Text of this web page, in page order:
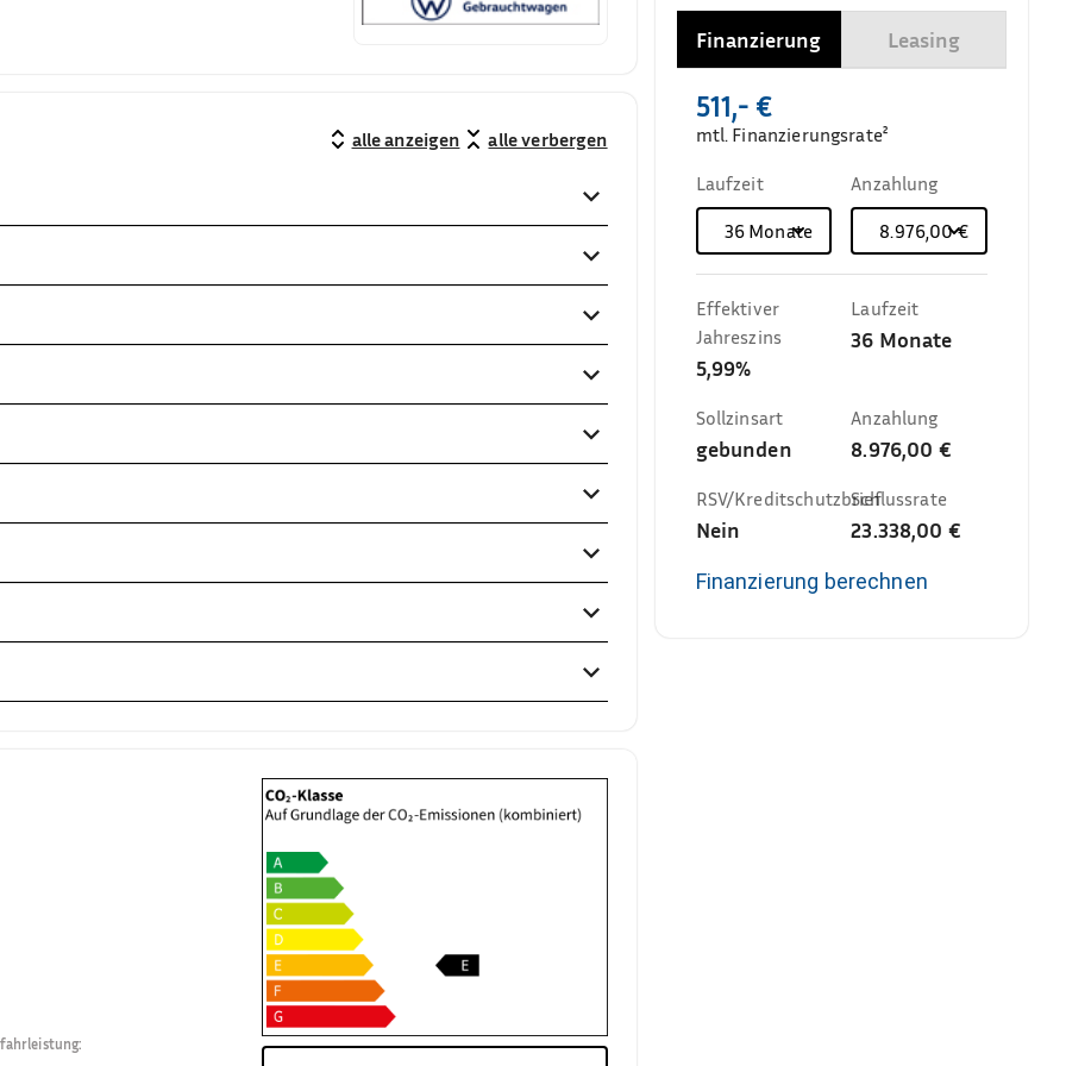
alle anzeigen alle verbergen
:
Finanzierung Leasing
511,- €
mtl. Finanzierungsrate²
Laufzeit
36Monate
Anzahlung
8.976,00 €
Effektiver
Jahreszins
5,99%
Laufzeit
36 Monate
Sollzinsart
gebunden
Anzahlung
8.976,00 €
RSV/Kreditschutzbrief
Nein
Schlussrate
23.338,00 €
Finanzierung berechnen